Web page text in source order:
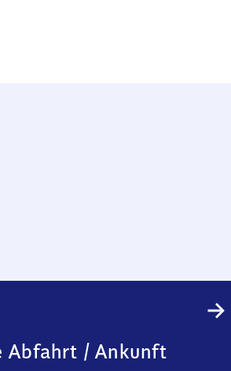
Abfahrt / Ankunft